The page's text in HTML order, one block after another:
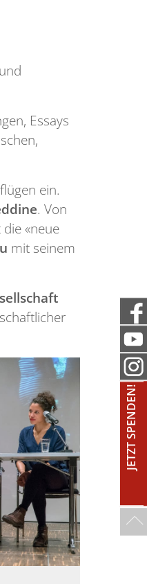
JETZT SPENDEN!
Essays
ein.
. Von
«neue
mit seinem